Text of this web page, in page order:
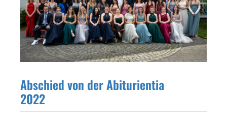
Abschied von der Abiturientia
2022